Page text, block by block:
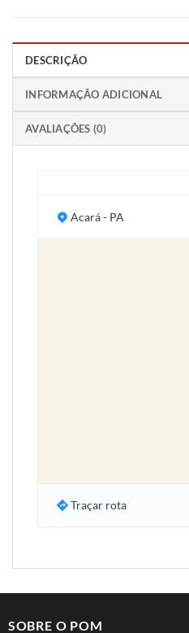
DESCRIÇÃO
INFORMAÇÃO ADICIONAL
AVALIAÇÕES (0)
Acará - PA
Traçar rota
SOBRE O POM